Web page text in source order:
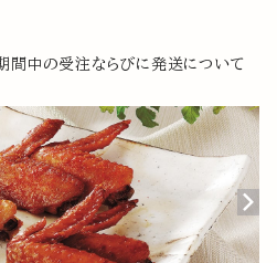
中の受注ならびに発送について